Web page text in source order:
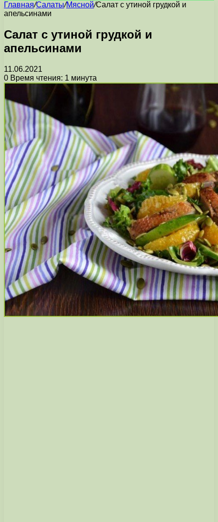
Главная/Салаты/Мясной/Салат с утиной грудкой и
апельсинами
Салат с утиной грудкой и
апельсинами
11.06.2021
0 Время чтения: 1 минута